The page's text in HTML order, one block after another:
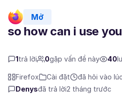
Mở
so how can i use
1trả lời 0gặp vấn đề này 40
Firefox Cài đặt
đã hỏi vào
Denysđã trả lời2 tháng trước